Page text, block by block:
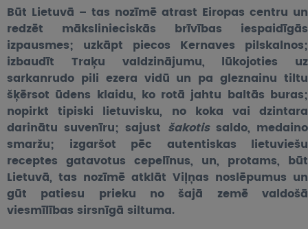
UZŅEMOŠAIS TŪRISMS
IMPRO KONKURSI
PIRMSLĪGUMA INFORMĀCIJA, KLIENTA LĪGUMS,
CEĻOJUMU APDROŠINĀŠANA
ATSAUKSMES PAR CEĻOJUMU
VĪZU ANKETAS
PIEMIŅAS ISTABA
Būt Lietuvā – tas nozīmē atrast Eiropas centru un
redzēt mākslinieciskās brīvības iespaidīgās
izpausmes; uzkāpt piecos Kernaves pilskalnos;
izbaudīt Traķu valdzinājumu, lūkojoties uz
sarkanrudo pili ezera vidū un pa gleznainu tiltu
šķērsot ūdens klaidu, ko rotā jahtu baltās buras;
nopirkt tipiski lietuvisku, no koka vai dzintara
darinātu suvenīru; sajust šakotissaldo, medaino
smaržu; izgaršot pēc autentiskas lietuviešu
receptes gatavotus cepelīnus, un, protams, būt
Lietuvā, tas nozīmē atklāt Viļņas noslēpumus un
gūt patiesu prieku no šajā zemē valdošā
viesmīlības sirsnīgā siltuma.